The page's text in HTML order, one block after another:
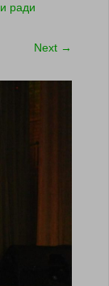
ради
Next →